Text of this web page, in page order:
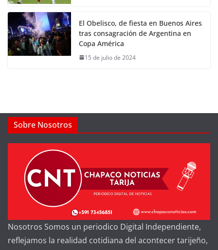
El Obelisco, de fiesta en Buenos Aires
tras consagración de Argentina en
Copa América
15 de julio de 2024
Sobre Nosotros
Nosotros Somos un periodico Digital Independiente,
reflejamos la realidad cotidiana del acontecer tarijeño,